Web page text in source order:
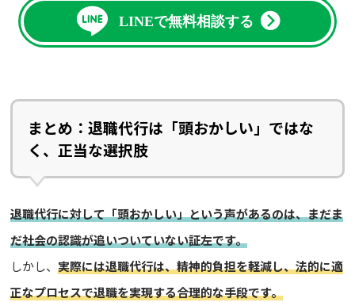
LINEで無料相談する
まとめ：退職代行は「頭おかしい」ではな
く、正当な選択肢
退職代行に対して「頭おかしい」という声があるのは、まだま
だ社会の認識が追いついていない証左です。
しかし、実際には退職代行は、精神的負担を軽減し、法的に適
正なプロセスで退職を実現する合理的な手段です。